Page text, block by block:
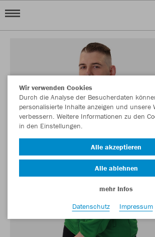
Wir verwenden Cookies
Durch die Analyse der Besucherdaten
personalisierte Inhalte anzeigen und unsere
verbessern. Weitere Informationen zu den
in den Einstellungen.
Alle akzeptieren
Alle ablehnen
mehr Infos
Datenschutz
Impressum